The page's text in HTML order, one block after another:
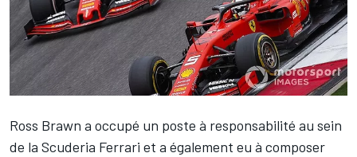
Ross Brawn a occupé un poste à responsabilité au sein
de la Scuderia Ferrari et a également eu à composer